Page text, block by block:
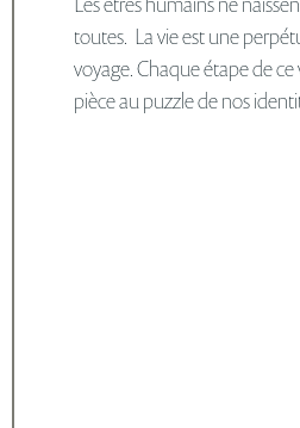
toutes. La vie est une
voyage. Chaque étape de
pièce au puzzle de nos